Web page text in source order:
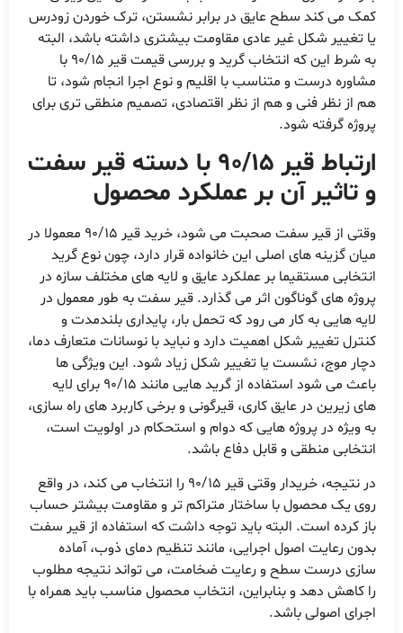
کمک می کند سطح عایق در برابر نشستن، ترک خوردن زودرس
یا تغییر شکل غیر عادی مقاومت بیشتری داشته باشد، البته
به شرط این که انتخاب گرید و بررسی قیمت قیر 90/15 با
مشاوره درست و متناسب با اقلیم و نوع اجرا انجام شود، تا
هم از نظر فنی و هم از نظر اقتصادی، تصمیم منطقی تری برای
پروژه گرفته شود.
ارتباط قیر 90/15 با دسته قیر سفت
و تاثیر آن بر عملکرد محصول
وقتی از قیر سفت صحبت می شود، خرید قیر 90/15 معمولا در
میان گزینه های اصلی این خانواده قرار دارد، چون نوع گرید
انتخابی مستقیما بر عملکرد عایق و لایه های مختلف سازه در
پروژه های گوناگون اثر می گذارد. قیر سفت به طور معمول در
لایه هایی به کار می رود که تحمل بار، پایداری بلندمدت و
کنترل تغییر شکل اهمیت دارد و نباید با نوسانات متعارف دما،
دچار موج، نشست یا تغییر شکل زیاد شود. این ویژگی ها
باعث می شود استفاده از گرید هایی مانند 90/15 برای لایه
های زیرین در عایق کاری، قیرگونی و برخی کاربرد های راه سازی،
به ویژه در پروژه هایی که دوام و استحکام در اولویت است،
انتخابی منطقی و قابل دفاع باشد.
در نتیجه، خریدار وقتی قیر 90/15 را انتخاب می کند، در واقع
روی یک محصول با ساختار متراکم تر و مقاومت بیشتر حساب
باز کرده است. البته باید توجه داشت که استفاده از قیر سفت
بدون رعایت اصول اجرایی، مانند تنظیم دمای ذوب، آماده
سازی درست سطح و رعایت ضخامت، می تواند نتیجه مطلوب
را کاهش دهد و بنابراین، انتخاب محصول مناسب باید همراه با
اجرای اصولی باشد.